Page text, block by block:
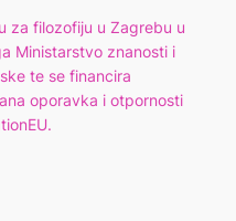
za filozofiju u Zagrebu u
Ministarstvo znanosti i
te se financira
oporavka i otpornosti